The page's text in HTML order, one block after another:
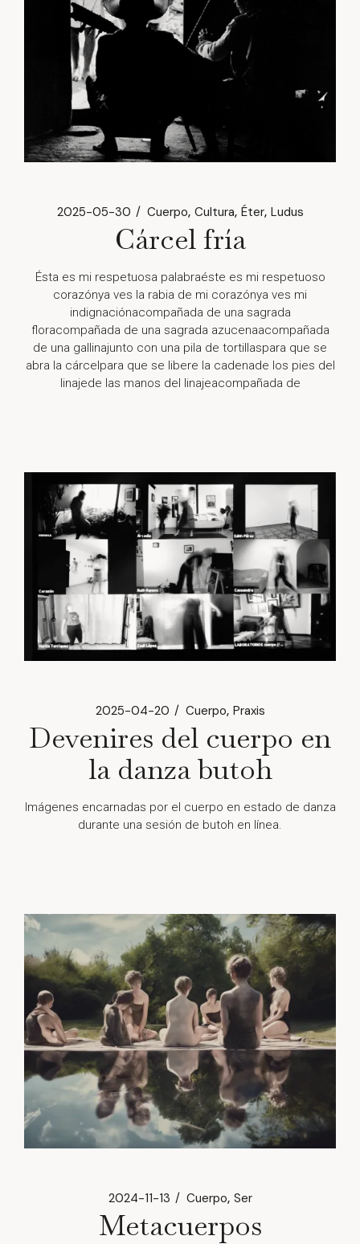
2025-05-30 Cuerpo Cultura Éter Ludus
Cárcel fría
Ésta es mi respetuosa palabraéste es mi respetuoso
corazónya ves la rabia de mi corazónya ves mi
indignaciónacompañada de una sagrada
floracompañada de una sagrada azucenaacompañada
de una gallinajunto con una pila de tortillaspara que se
abra la cárcelpara que se libere la cadenade los pies del
linajede las manos del linajeacompañada de
2025-04-20 Cuerpo Praxis
Devenires del cuerpo en
la danza butoh
Imágenes encarnadas por el cuerpo en estado de danza
durante una sesión de butoh en línea.
2024-11-13 Cuerpo Ser
Metacuerpos